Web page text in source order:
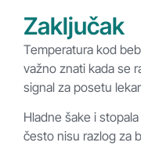
Zaključak
Temperatura kod
važno znati kada se
signal za posetu
Hladne šake i
često nisu razlog za